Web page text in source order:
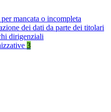
mancata o incompleta
dei dati da parte dei titolari
dirigenziali
3